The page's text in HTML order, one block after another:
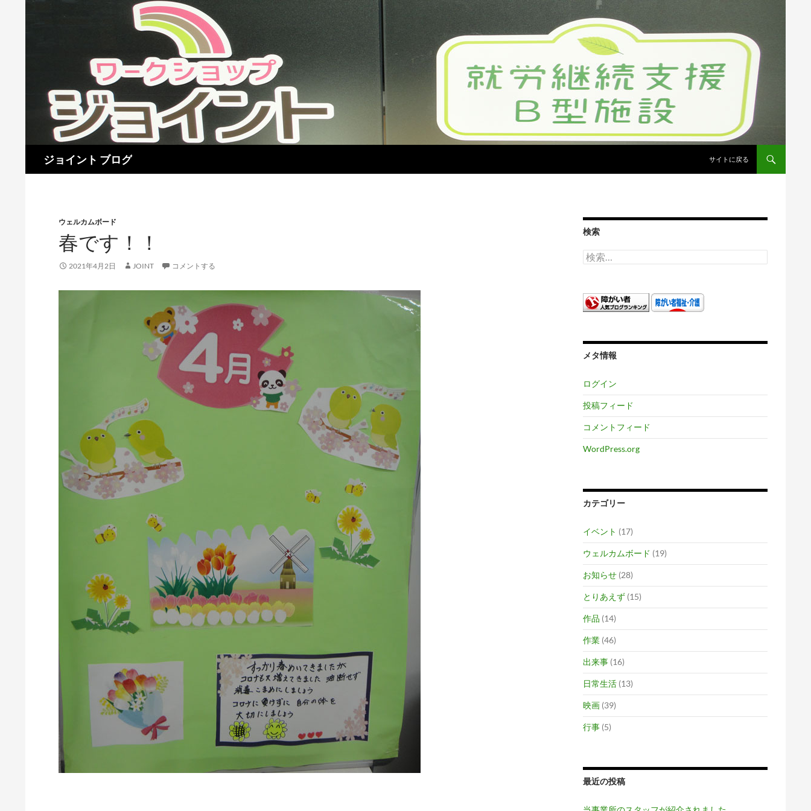
ジョイント ブログ
サイトに戻る
ウェルカムボード
春です！！
2021年4月2日 JOINT コメントする
検索
検
索:
メタ情報
ログイン
投稿フィード
コメントフィード
WordPress.org
カテゴリー
イベント (17)
ウェルカムボード (19)
お知らせ (28)
とりあえず (15)
作品 (14)
作業 (46)
出来事 (16)
日常生活 (13)
映画 (39)
行事 (5)
最近の投稿